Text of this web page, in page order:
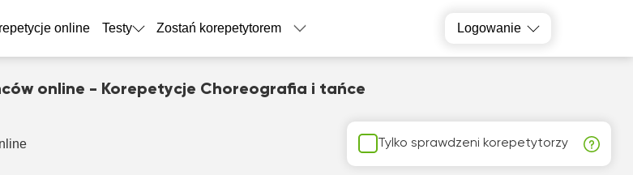
online Testy Zostań korepetytorem Logowanie
online - Korepetycje Choreografia i tańce
Tylko sprawdzeni korepetytorzy